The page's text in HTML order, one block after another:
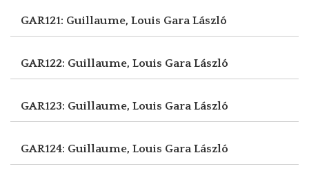
GAR121: Guillaume, Louis Gara László
GAR122: Guillaume, Louis Gara László
GAR123: Guillaume, Louis Gara László
GAR124: Guillaume, Louis Gara László